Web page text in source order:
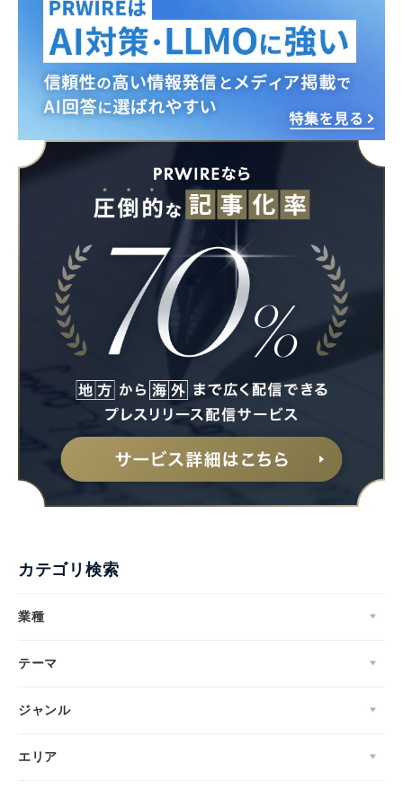
カテゴリ検索
業種
テーマ
ジャンル
エリア